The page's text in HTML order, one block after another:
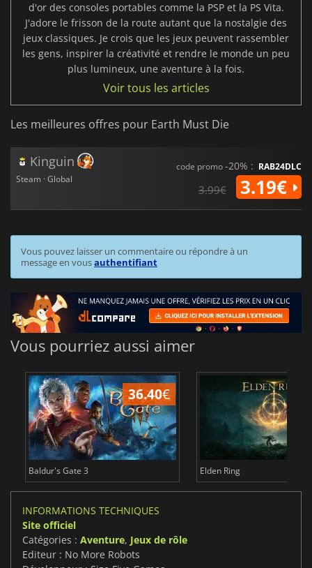
d'or des consoles portables comme la PSP et la PS Vita.
J'adore le frisson de la route autant que la nostalgie des
jeux classiques. Je crois que les jeux peuvent rassembler
les gens, inspirer la créativité et rendre le monde un peu
plus lumineux, une aventure à la fois.
Voir tous les articles
Les meilleures offres pour Earth Must Die
Kinguin
Steam · Global
code promo-20% : RAB24DLC
3.99€ 3.19€
Vous pouvez laisser un commentaire ou répondre à un
message en vousauthentifiant
Vous pourriez aussi aimer
36.40€
Baldur's Gate 3 Elden Ring
INFORMATIONS TECHNIQUES
Site officiel
Catégories : Aventure, Jeux de rôle
Editeur : No More Robots